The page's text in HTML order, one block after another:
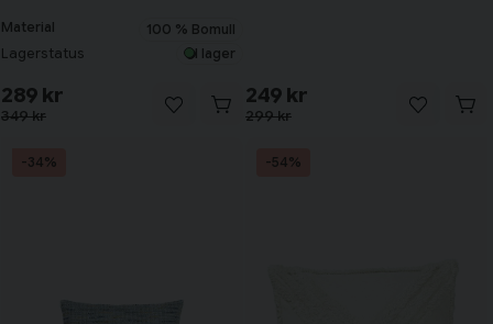
Material 100 % Bomull
Lagerstatus I lager
349 kr
289 kr
299 kr
249 kr
-34% -54%